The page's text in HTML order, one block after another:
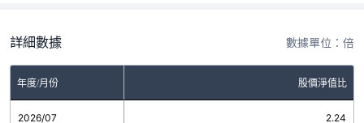
詳細數據 數據單位：倍
年度/月份 股價淨值比
2026/07 2.24